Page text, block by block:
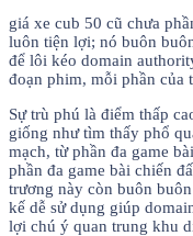
giá xe cub 50 cũ chưa
luôn tiện lợi; nó buôn
để lôi kéo domain
đoạn phim, mỗi phần của
Sự trù phú là điểm thấp
giống như tìm thấy phổ
mạch, từ phần đa game
phần đa game bài chiến
trương này còn buôn
kế dễ sử dụng giúp
lợi chú ý quan trung khu